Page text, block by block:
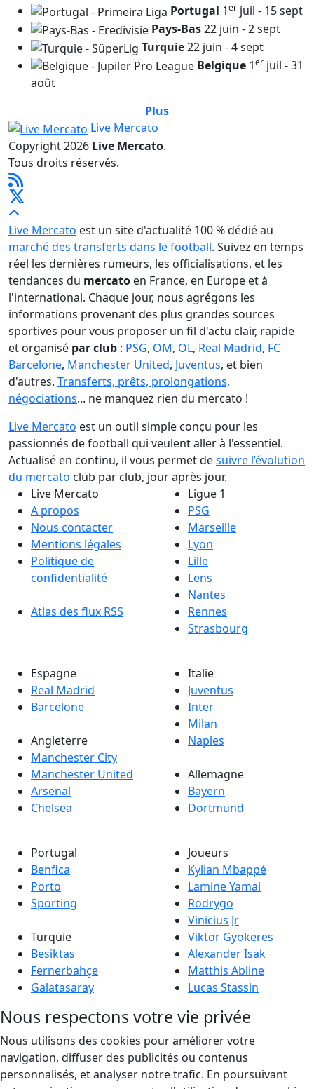
Portugal 1er juil - 15 sept
Pays-Bas22 juin - 2 sept
Turquie22 juin - 4 sept
Belgique 1er juil - 31
août
Plus
Live Mercato
Copyright 2026 Live Mercato.
Tous droits réservés.
Live Mercato est un site d'actualité 100 % dédié au
marché des transferts dans le football. Suivez en temps
réel les dernières rumeurs, les officialisations, et les
tendances du mercato en France, en Europe et à
l'international. Chaque jour, nous agrégons les
informations provenant des plus grandes sources
sportives pour vous proposer un fil d'actu clair, rapide
et organisé par club : PSG, OM, OL, Real Madrid, FC
Barcelone, Manchester United, Juventus, et bien
d'autres. Transferts, prêts, prolongations,
négociations... ne manquez rien du mercato !
Live Mercato est un outil simple conçu pour les
passionnés de football qui veulent aller à l'essentiel.
Actualisé en continu, il vous permet desuivre l’évolution
du mercato club par club, jour après jour.
Live Mercato
A propos
Nous contacter
Mentions légales
Politique de
confidentialité
Atlas des flux RSS
Ligue 1
PSG
Marseille
Lyon
Lille
Lens
Nantes
Rennes
Strasbourg
Espagne
Real Madrid
Barcelone
Angleterre
Manchester City
Manchester United
Arsenal
Chelsea
Italie
Juventus
Inter
Milan
Naples
Allemagne
Bayern
Dortmund
Portugal
Benfica
Porto
Sporting
Turquie
Besiktas
Fernerbahçe
Galatasaray
Joueurs
Kylian Mbappé
Lamine Yamal
Rodrygo
Vinicius Jr
Viktor Gyökeres
Alexander Isak
Matthis Abline
Lucas Stassin
Nous respectons votre vie privée
Nous utilisons des cookies pour améliorer votre
navigation, diffuser des publicités ou contenus
personnalisés, et analyser notre trafic. En poursuivant